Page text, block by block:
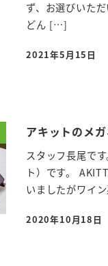
ず、お選びいた
どん […]
投稿日
2021年5月15日
アキットのメ
スタッフ長尾で
ト）です。
いましたがワイ
投稿日
2020年10月18日